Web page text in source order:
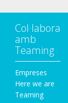
Col·labora
amb
Teaming
Empreses
Here we are
Teaming